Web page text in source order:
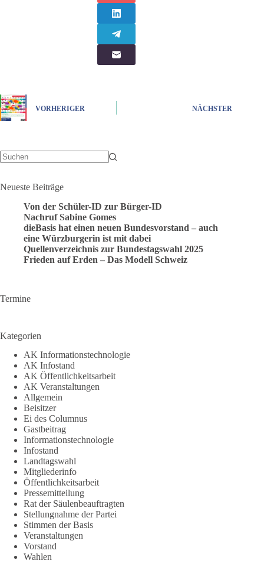
VORHERIGER NÄCHSTER
Neueste Beiträge
Von der Schüler-ID zur Bürger-ID
Nachruf Sabine Gomes
dieBasis hat einen neuen Bundesvorstand – auch
eine Würzburgerin ist mit dabei
Quellenverzeichnis zur Bundestagswahl 2025
Frieden auf Erden – Das Modell Schweiz
Termine
Kategorien
AK Informationstechnologie
AK Infostand
AK Öffentlichkeitsarbeit
AK Veranstaltungen
Allgemein
Beisitzer
Ei des Columnus
Gastbeitrag
Informationstechnologie
Infostand
Landtagswahl
Mitgliederinfo
Öffentlichkeitsarbeit
Pressemitteilung
Rat der Säulenbeauftragten
Stellungnahme der Partei
Stimmen der Basis
Veranstaltungen
Vorstand
Wahlen